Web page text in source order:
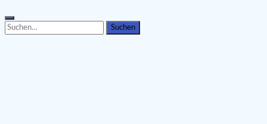
Search
for:
Search